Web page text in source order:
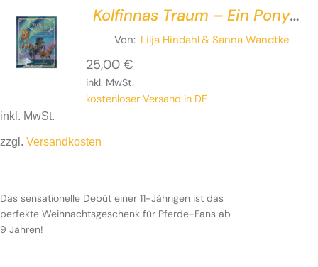
Kolfinnas Traum – Ein Pony
vor dem
Weihnachtsschlitten
Von: Lilja Hindahl& Sanna Wandtke
25,00 €
inkl. MwSt.
kostenloser Versand in DE
inkl. MwSt.
zzgl. Versandkosten
Das sensationelle Debüt einer 11-Jährigen ist das
perfekte Weihnachtsgeschenk für Pferde-Fans ab
9 Jahren!